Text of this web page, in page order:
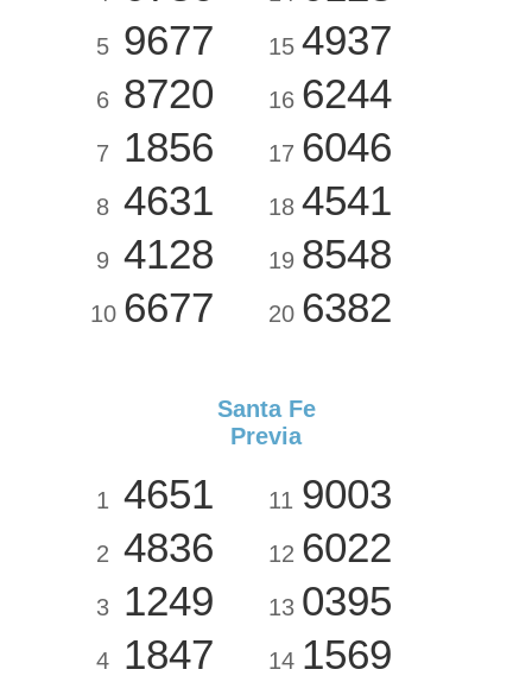
5 9677
6 8720
7 1856
8 4631
9 4128
10 6677
15 4937
16 6244
17 6046
18 4541
19 8548
20 6382
Santa Fe
Previa
1 4651
2 4836
3 1249
4 1847
11 9003
12 6022
13 0395
14 1569